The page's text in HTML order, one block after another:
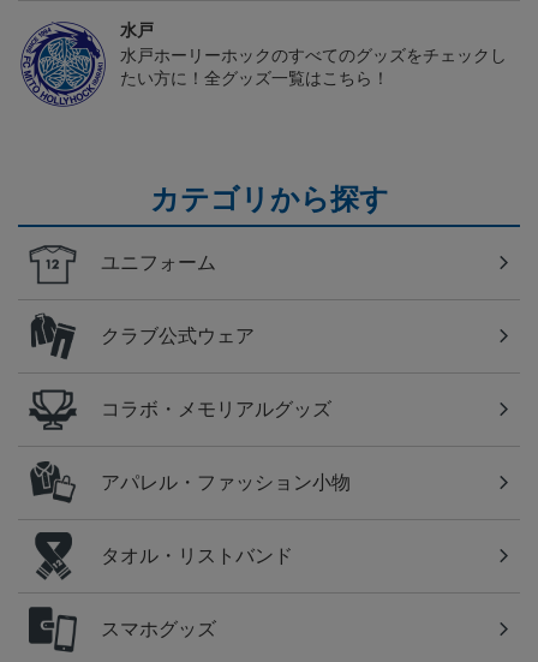
水戸
水戸ホーリーホックのすべてのグッズをチェックし
たい方に！全グッズ一覧はこちら！
カテゴリから探す
ユニフォーム
クラブ公式ウェア
コラボ・メモリアルグッズ
アパレル・ファッション小物
タオル・リストバンド
スマホグッズ